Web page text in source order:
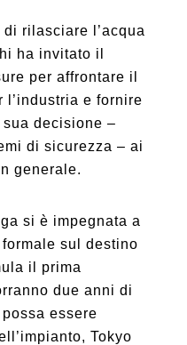
rilasciare l’acqua
ha invitato il
per affrontare il
l’industria e fornire
decisione –
di sicurezza – ai
generale.
si è impegnata a
sul destino
il prima
due anni di
essere
Tokyo